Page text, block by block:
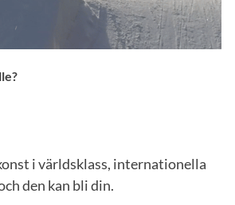
i världsklass, internationella
den kan bli din.